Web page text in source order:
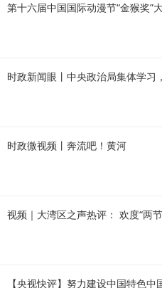
第十六届中国国际动漫节“金猴奖”
时政新闻眼丨中央政治局集体学习
时政微视频丨奔流吧！黄河
视频｜大湾区之声热评： 欢度“两
【央视快评】努力建设中国特色